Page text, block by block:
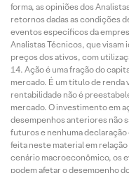
forma, as opiniões dos
retornos dadas as condições
eventos específicos da
Analistas Técnicos, que visam
preços dos ativos, com
Ação é uma fração do
mercado. É um título de renda
rentabilidade não é
mercado. O investimento em
desempenhos anteriores não
futuros e nenhuma declaração
feita neste material em
cenário macroeconômico, os
podem afetar o desempenho